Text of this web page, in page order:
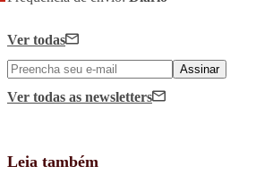
Ver todas
Assinar
Ver todas as newsletters
Leia também